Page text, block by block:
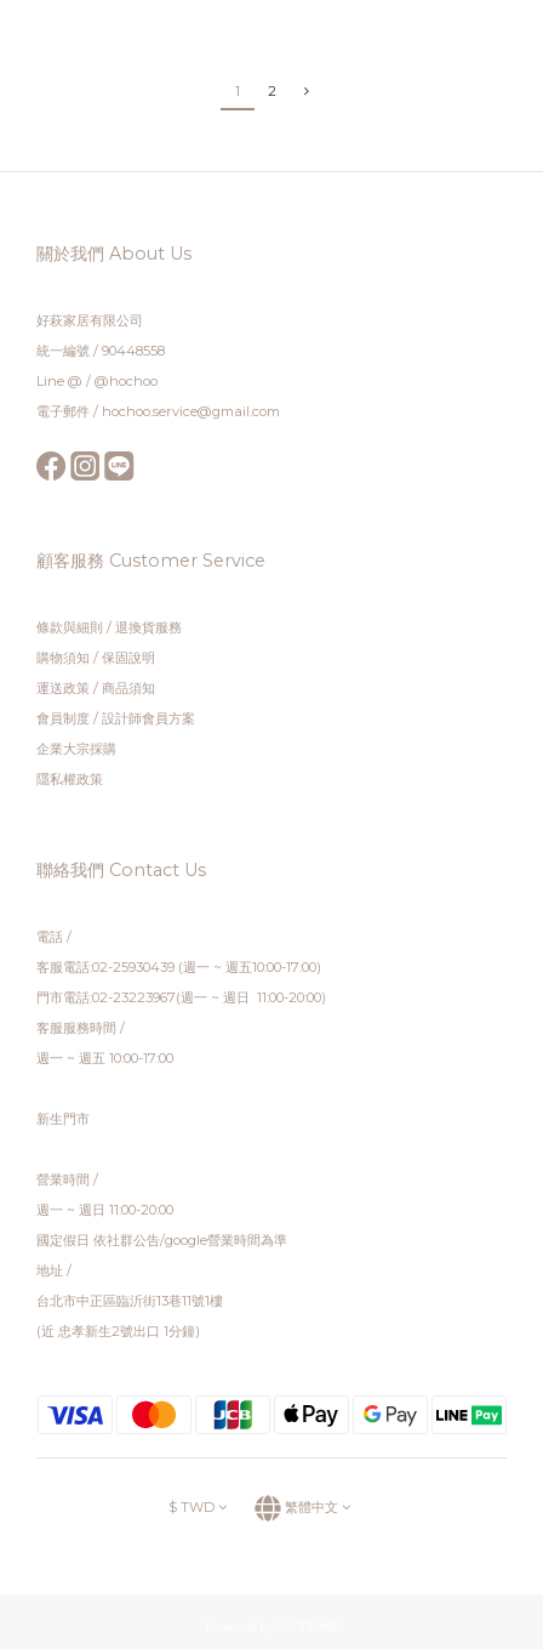
1 2
關於我們 About Us
好萩家居有限公司
統一編號 / 90448558
Line @ / @hochoo
電子郵件 / hochoo.service@gmail.com
顧客服務 Customer Service
條款與細則 / 退換貨服務
購物須知 / 保固說明
運送政策 / 商品須知
會員制度 / 設計師會員方案
企業大宗採購
隱私權政策
聯絡我們 Contact Us
電話 /
客服電話:02-25930439 (週一 ~ 週五10:00-17:00)
門市電話:02-23223967(週一 ~ 週日 11:00-20:00)
客服服務時間 /
週一 ~ 週五 10:00-17:00
新生門市
營業時間 /
週一 ~ 週日 11:00-20:00
國定假日 依社群公告/google營業時間為準
地址 /
台北市中正區臨沂街13巷11號1樓
(近 忠孝新生2號出口 1分鐘)
$ TWD 繁體中文